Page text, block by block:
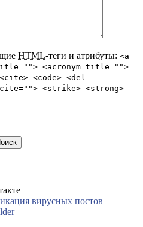
HTML-теги и атрибуты: <a
<acronym title="">
<code> <del
<strike> <strong>
вирусных постов